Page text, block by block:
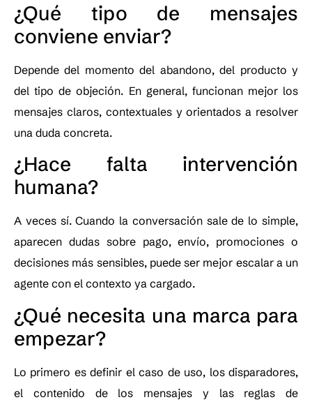
¿Qué tipo de mensajes
conviene enviar?
Depende del momento del abandono, del producto y
del tipo de objeción. En general, funcionan mejor los
mensajes claros, contextuales y orientados a resolver
una duda concreta.
¿Hace falta intervención
humana?
A veces sí. Cuando la conversación sale de lo simple,
aparecen dudas sobre pago, envío, promociones o
decisiones más sensibles, puede ser mejor escalar a un
agente con el contexto ya cargado.
¿Qué necesita una marca para
empezar?
Lo primero es definir el caso de uso, los disparadores,
el contenido de los mensajes y las reglas de